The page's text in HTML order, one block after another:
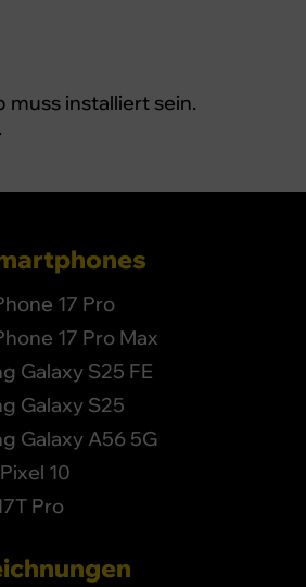
muss installiert sein.
17 Pro
17 Pro Max
Galaxy S25 FE
Galaxy S25
Galaxy A56 5G
10
Pro